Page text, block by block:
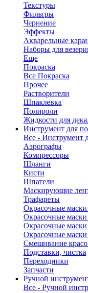
Текстуры
Фильтры
Чернение
Эффекты
Акварельные
Наборы для
Еще
Покраска
Все Покраска
Прочее
Растворители
Шпаклевка
Полироли
Жидкости для
Инструмент для
Все - Инструмент
Аэрографы
Компрессоры
Шланги
Кисти
Шпатели
Маскирующие
Трафареты
Окрасочные
Окрасочные
Окрасочные
Окрасочные
Смешивание
Подставки, чистка
Переходники
Запчасти
Ручной
Все - Ручной